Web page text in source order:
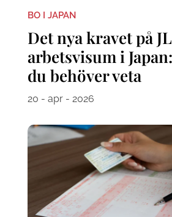
BO I JAPAN
Det nya kravet på
arbetsvisum i
du behöver veta
20 - apr - 2026